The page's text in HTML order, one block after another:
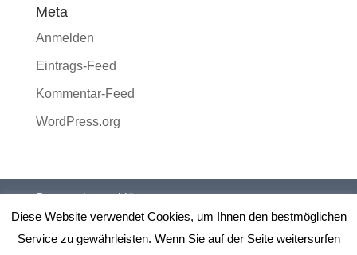
Meta
Anmelden
Eintrags-Feed
Kommentar-Feed
WordPress.org
Datenschutzerklärung
Diese Website verwendet Cookies, um Ihnen den bestmöglichen
Service zu gewährleisten. Wenn Sie auf der Seite weitersurfen